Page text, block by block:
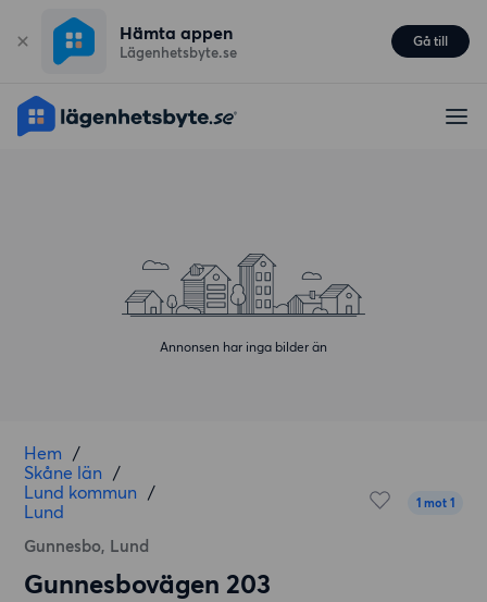
Hämta appen
Lägenhetsbyte.se
Gå till
Annonsen har inga bilder än
Hem /
Skåne län /
Lund kommun /
Lund
Gunnesbo, Lund
1 mot 1
Gunnesbovägen 203